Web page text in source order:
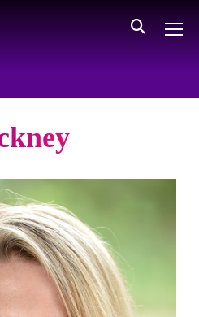
All NYU